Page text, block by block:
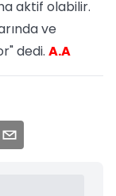
aktif olabilir.
ve
dedi. A.A